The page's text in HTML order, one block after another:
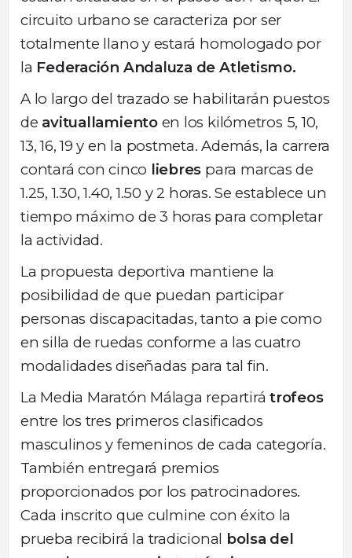
circuito urbano se caracteriza por ser
totalmente llano y estará homologado por
la Federación Andaluza de Atletismo.
A lo largo del trazado se habilitarán puestos
de avituallamiento en los kilómetros 5, 10,
13, 16, 19 y en la postmeta. Además, la carrera
contará con cinco liebres para marcas de
1.25, 1.30, 1.40, 1.50 y 2 horas. Se establece un
tiempo máximo de 3 horas para completar
la actividad.
La propuesta deportiva mantiene la
posibilidad de que puedan participar
personas discapacitadas, tanto a pie como
en silla de ruedas conforme a las cuatro
modalidades diseñadas para tal fin.
La Media Maratón Málaga repartirátrofeos
entre los tres primeros clasificados
masculinos y femeninos de cada categoría.
También entregará premios
proporcionados por los patrocinadores.
Cada inscrito que culmine con éxito la
prueba recibirá la tradicional bolsa del